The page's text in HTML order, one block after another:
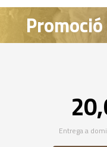
Entrega a